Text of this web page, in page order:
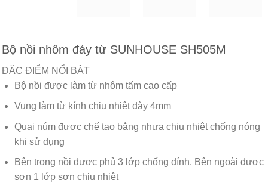
Bộ nồi nhôm đáy từ SUNHOUSE SH505M
ĐẶC ĐIỂM NỔI BẬT
Bộ nồi được làm từ nhôm tấm cao cấp
Vung làm từ kính chịu nhiệt dày 4mm
Quai núm được chế tạo bằng nhựa chịu nhiệt chống nóng
khi sử dụng
Bên trong nồi được phủ 3 lớp chống dính. Bên ngoài được
sơn 1 lớp sơn chịu nhiệt